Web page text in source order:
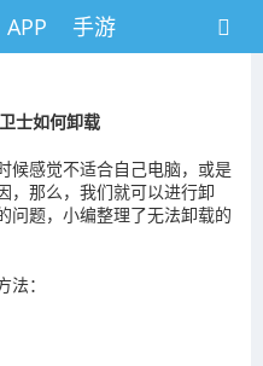
APP 手游
士如何卸载
候感觉不适合自己电脑，或是
，那么，我们就可以进行卸
问题，小编整理了无法卸载的
：